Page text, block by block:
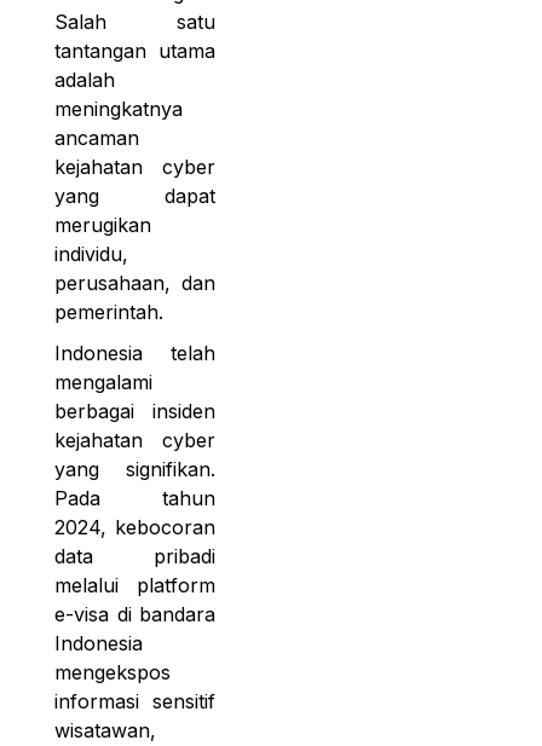
Salah satu
tantangan utama
adalah
meningkatnya
ancaman
kejahatan cyber
yang dapat
merugikan
individu,
perusahaan, dan
pemerintah.
Indonesia telah
mengalami
berbagai insiden
kejahatan cyber
yang signifikan.
Pada tahun
2024, kebocoran
data pribadi
melalui platform
e-visa di bandara
Indonesia
mengekspos
informasi sensitif
wisatawan,